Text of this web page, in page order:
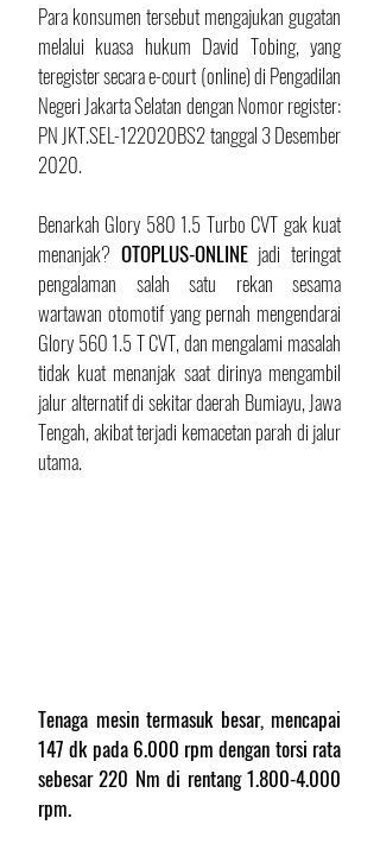
Para konsumen tersebut mengajukan gugatan
melalui kuasa hukum David Tobing, yang
teregister secara e-court (online) di Pengadilan
Negeri Jakarta Selatan dengan Nomor register:
PN JKT.SEL-122020BS2 tanggal 3 Desember
2020.
Benarkah Glory 580 1.5 Turbo CVT gak kuat
menanjak? OTOPLUS-ONLINE jadi teringat
pengalaman salah satu rekan sesama
wartawan otomotif yang pernah mengendarai
Glory 560 1.5 T CVT, dan mengalami masalah
tidak kuat menanjak saat dirinya mengambil
jalur alternatif di sekitar daerah Bumiayu, Jawa
Tengah, akibat terjadi kemacetan parah di jalur
utama.
Tenaga mesin termasuk besar, mencapai
147 dk pada 6.000 rpm dengan torsi rata
sebesar 220 Nm di rentang 1.800-4.000
rpm.